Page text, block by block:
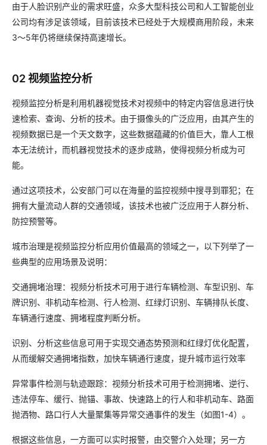
由于人脸识别产业的需求旺盛，众多大型科技公司和人工智能创业
公司均有涉足该领域，目前该技术已经处于大规模商用阶段，未来
3～5年仍将继续保持高速增长。
02 视频监控分析
视频监控分析是利用机器视觉技术对视频中的特定内容信息进行快
速检索、查询、分析的技术。由于摄像头的广泛应用，由其产生的
视频数据已是一个天文数字，这些数据蕴藏的价值巨大，靠人工根
本无法统计，而机器视觉技术的逐步成熟，使得视频分析成为可
能。
通过这项技术，公安部门可以在海量的监控视频中搜寻到罪犯；在
拥有大量流动人群的交通领域，该技术也被广泛应用于人群分析、
防控预警等。
城市治理是视频监控分析应用价值最高的领域之一，以下列举了一
些典型的应用场景及说明：
交通拥堵治理：视频分析技术可用于进行车辆检测、车型识别、车
牌识别、非机动车检测、行人检测、红绿灯识别、车辆排队长度、
车辆通行速度、拥堵程度判断分析。
识别、分析这些信息可用于实现交通态势预测和红绿灯优化配置，
从而缓解交通拥堵指数，加快车辆通行速度，提升城市运行效率
异常事件检测与轨迹跟踪：视频分析技术可用于检测拥堵、逆行、
违法停车、缓行、抛锚、事故、快速路上的行人和非机动车、路面
抛洒物、路口行人大量聚集等异常交通事件的发生（如图1-4）。
根据这些信息，一方面可以实时报警，由交警介入处理；另一方